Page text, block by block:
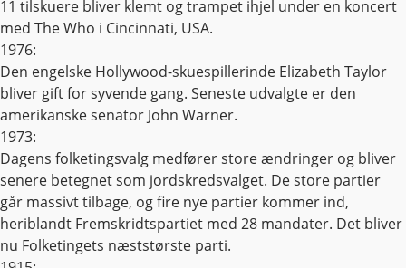
11 tilskuere bliver klemt og trampet ihjel under en koncert
med The Who i Cincinnati, USA.
1976:
Den engelske Hollywood-skuespillerinde Elizabeth Taylor
bliver gift for syvende gang. Seneste udvalgte er den
amerikanske senator John Warner.
1973:
Dagens folketingsvalg medfører store ændringer og bliver
senere betegnet som jordskredsvalget. De store partier
går massivt tilbage, og fire nye partier kommer ind,
heriblandt Fremskridtspartiet med 28 mandater. Det bliver
nu Folketingets næststørste parti.